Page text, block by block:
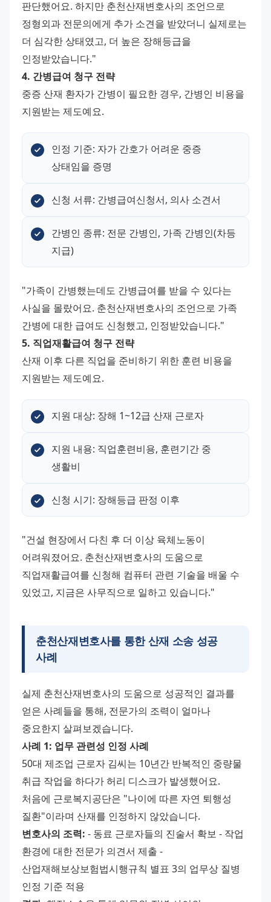
판단했어요. 하지만 춘천산재변호사의 조언으로
정형외과 전문의에게 추가 소견을 받았더니 실제로는
더 심각한 상태였고, 더 높은 장해등급을
인정받았습니다."
4. 간병급여 청구 전략
중증 산재 환자가 간병이 필요한 경우, 간병인 비용을
지원받는 제도예요.
인정 기준: 자가 간호가 어려운 중증
상태임을 증명
신청 서류: 간병급여신청서, 의사 소견서
간병인 종류: 전문 간병인, 가족 간병인(차등
지급)
"가족이 간병했는데도 간병급여를 받을 수 있다는
사실을 몰랐어요. 춘천산재변호사의 조언으로 가족
간병에 대한 급여도 신청했고, 인정받았습니다."
5. 직업재활급여 청구 전략
산재 이후 다른 직업을 준비하기 위한 훈련 비용을
지원받는 제도예요.
지원 대상: 장해 1~12급 산재 근로자
지원 내용: 직업훈련비용, 훈련기간 중
생활비
신청 시기: 장해등급 판정 이후
"건설 현장에서 다친 후 더 이상 육체노동이
어려워졌어요. 춘천산재변호사의 도움으로
직업재활급여를 신청해 컴퓨터 관련 기술을 배울 수
있었고, 지금은 사무직으로 일하고 있습니다."
춘천산재변호사를 통한 산재 소송 성공
사례
실제 춘천산재변호사의 도움으로 성공적인 결과를
얻은 사례들을 통해, 전문가의 조력이 얼마나
중요한지 살펴보겠습니다.
사례 1: 업무 관련성 인정 사례
50대 제조업 근로자 김씨는 10년간 반복적인 중량물
취급 작업을 하다가 허리 디스크가 발생했어요.
처음에 근로복지공단은 "나이에 따른 자연 퇴행성
질환"이라며 산재를 인정하지 않았습니다.
변호사의 조력: - 동료 근로자들의 진술서 확보 - 작업
환경에 대한 전문가 의견서 제출 -
산업재해보상보험법시행규칙 별표 3의 업무상 질병
인정 기준 적용